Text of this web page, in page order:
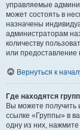
управляемые
может состоять в
назначены
администраторам
количеству
или
Вернуться к
Где находятся
Вы можете получить
ссылке «Группы» в
одну из них,